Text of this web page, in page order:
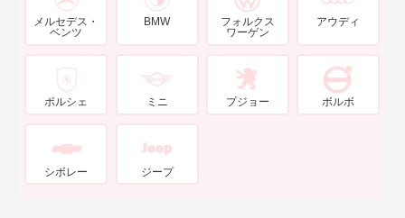
メルセデス・
ベンツ
BMW
フォルクス
ワーゲン
アウディ
ポルシェ ミニ プジョー ボルボ
シボレー ジープ